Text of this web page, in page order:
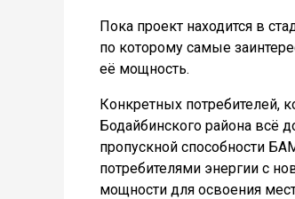
Пока проект находится в
по которому самые
её мощность.
Конкретных потребителей,
Бодайбинского района всё
пропускной способности
потребителями энергии с
мощности для освоения